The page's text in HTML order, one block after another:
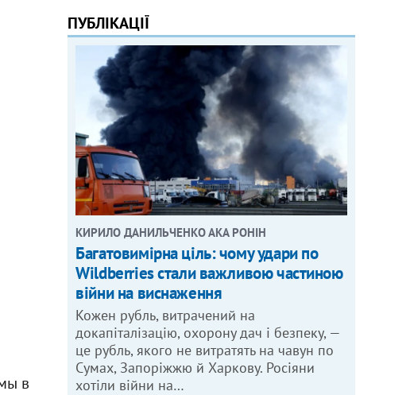
в
ПУБЛІКАЦІЇ
КИРИЛО ДАНИЛЬЧЕНКО АКА РОНІН
Багатовимірна ціль: чому удари по
Wildberries стали важливою частиною
війни на виснаження
Кожен рубль, витрачений на
докапіталізацію, охорону дач і безпеку, —
це рубль, якого не витратять на чавун по
Сумах, Запоріжжю й Харкову. Росіяни
хотіли війни на…